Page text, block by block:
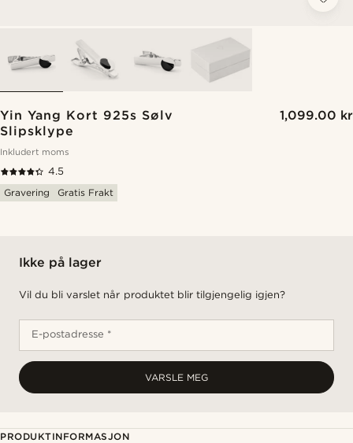
Yin Yang Kort 925s Sølv
Slipsklype
1,099.00 kr
Inkludert moms
4.5
Gravering
Gratis Frakt
Ikke på lager
Vil du bli varslet når produktet blir tilgjengelig igjen?
E-postadresse *
VARSLE MEG
PRODUKTINFORMASJON